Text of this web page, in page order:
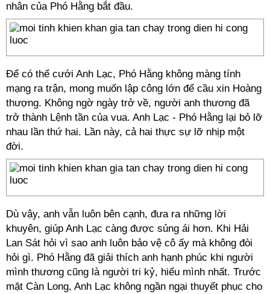
nhân của Phó Hằng bắt đầu.
Để có thể cưới Anh Lạc, Phó Hằng không màng tính
mạng ra trận, mong muốn lập công lớn để cầu xin Hoàng
thượng. Không ngờ ngày trở về, người anh thương đã
trở thành Lệnh tần của vua. Anh Lạc - Phó Hằng lại bỏ lỡ
nhau lần thứ hai. Lần này, cả hai thực sự lỡ nhịp một
đời.
Dù vậy, anh vẫn luôn bên cạnh, đưa ra những lời
khuyên, giúp Anh Lạc càng được sủng ái hơn. Khi Hải
Lan Sát hỏi vì sao anh luôn bảo vệ cô ấy mà không đòi
hỏi gì. Phó Hằng đã giải thích anh hạnh phúc khi người
mình thương cũng là người tri kỷ, hiểu mình nhất. Trước
mặt Càn Long, Anh Lạc không ngần ngại thuyết phục cho